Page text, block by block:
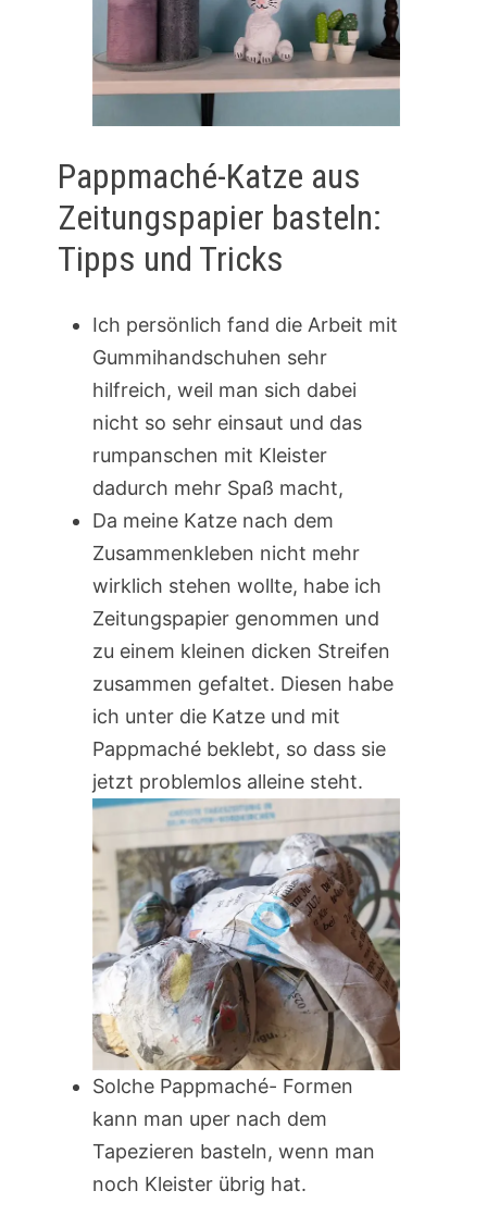
Pappmaché-Katze aus
Zeitungspapier basteln:
Tipps und Tricks
Ich persönlich fand die Arbeit mit
Gummihandschuhen sehr
hilfreich, weil man sich dabei
nicht so sehr einsaut und das
rumpanschen mit Kleister
dadurch mehr Spaß macht,
Da meine Katze nach dem
Zusammenkleben nicht mehr
wirklich stehen wollte, habe ich
Zeitungspapier genommen und
zu einem kleinen dicken Streifen
zusammen gefaltet. Diesen habe
ich unter die Katze und mit
Pappmaché beklebt, so dass sie
jetzt problemlos alleine steht.
Solche Pappmaché- Formen
kann man uper nach dem
Tapezieren basteln, wenn man
noch Kleister übrig hat.